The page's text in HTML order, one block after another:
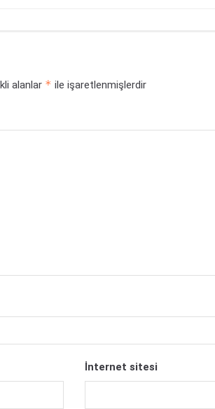
alanlar * ile işaretlenmişlerdir
İnternet sitesi